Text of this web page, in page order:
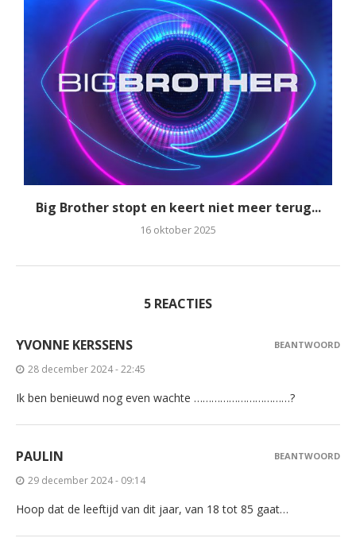
Big Brother stopt en keert niet meer terug...
16 oktober 2025
5 REACTIES
YVONNE KERSSENS
28 december 2024 - 22:45
Ik ben benieuwd nog even wachte ……………………………?
BEANTWOORD
PAULIN
29 december 2024 - 09:14
Hoop dat de leeftijd van dit jaar, van 18 tot 85 gaat…
BEANTWOORD